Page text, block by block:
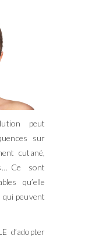
peut
sur
cutané,
Ce sont
qu’elle
qui peuvent
d’adopter